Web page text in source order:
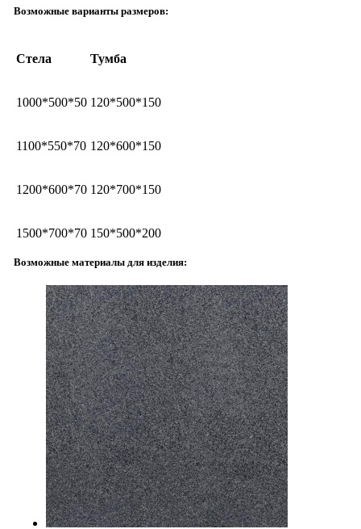
Возможные варианты размеров:
Стела Тумба
1000*500*50 120*500*150
1100*550*70 120*600*150
1200*600*70 120*700*150
1500*700*70 150*500*200
Возможные материалы для изделия: